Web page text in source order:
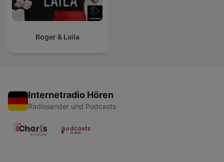
Roger & Laila
Internetradio Hören
Radiosender und Podcasts